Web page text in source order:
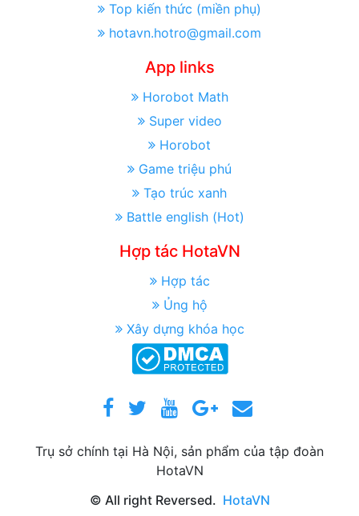
Top kiến thức (miền phụ)
hotavn.hotro@gmail.com
App links
Horobot Math
Super video
Horobot
Game triệu phú
Tạo trúc xanh
Battle english (Hot)
Hợp tác HotaVN
Hợp tác
Ủng hộ
Xây dựng khóa học
Trụ sở chính tại Hà Nội, sản phẩm của tập đoàn
HotaVN
© All right Reversed. HotaVN